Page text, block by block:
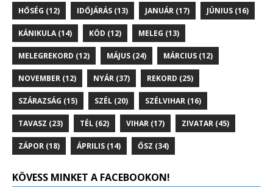
HŐSÉG (12) IDŐJÁRÁS (13) JANUÁR (17) JÚNIUS (16)
KÁNIKULA(14) KÖD (12) MELEG (13)
MELEGREKORD (12) MÁJUS (24) MÁRCIUS (12)
NOVEMBER (12) NYÁR (37) REKORD (25)
SZÁRAZSÁG (15) SZÉL (20) SZÉLVIHAR (16)
TAVASZ (23) TÉL (62) VIHAR (17) ZIVATAR (45)
ZÁPOR (18) ÁPRILIS (14) ŐSZ (34)
KÖVESS MINKET A FACEBOOKON!